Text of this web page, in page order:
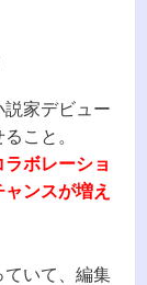
家デビュー
こと。
ボレーショ
ンスが増え
ていて、編集